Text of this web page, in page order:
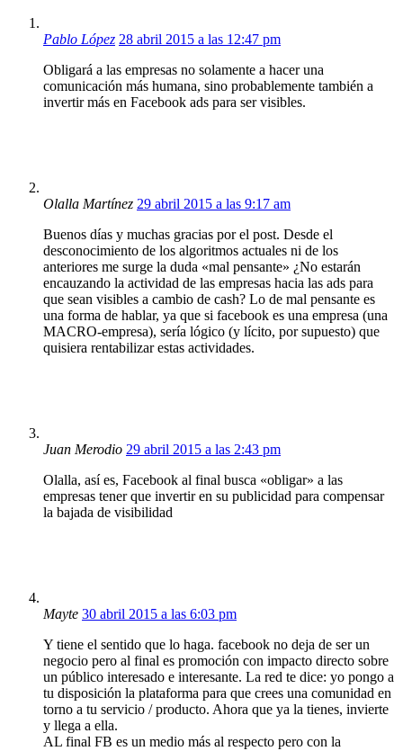
Pablo López 28 abril 2015 a las 12:47 pm
Obligará a las empresas no solamente a hacer una
comunicación más humana, sino probablemente también a
invertir más en Facebook ads para ser visibles.
Olalla Martínez 29 abril 2015 a las 9:17 am
Buenos días y muchas gracias por el post. Desde el
desconocimiento de los algoritmos actuales ni de los
anteriores me surge la duda «mal pensante» ¿No estarán
encauzando la actividad de las empresas hacia las ads para
que sean visibles a cambio de cash? Lo de mal pensante es
una forma de hablar, ya que si facebook es una empresa (una
MACRO-empresa), sería lógico (y lícito, por supuesto) que
quisiera rentabilizar estas actividades.
Juan Merodio 29 abril 2015 a las 2:43 pm
Olalla, así es, Facebook al final busca «obligar» a las
empresas tener que invertir en su publicidad para compensar
la bajada de visibilidad
Mayte 30 abril 2015 a las 6:03 pm
Y tiene el sentido que lo haga. facebook no deja de ser un
negocio pero al final es promoción con impacto directo sobre
un público interesado e interesante. La red te dice: yo pongo a
tu disposición la plataforma para que crees una comunidad en
torno a tu servicio / producto. Ahora que ya la tienes, invierte
y llega a ella.
AL final FB es un medio más al respecto pero con la